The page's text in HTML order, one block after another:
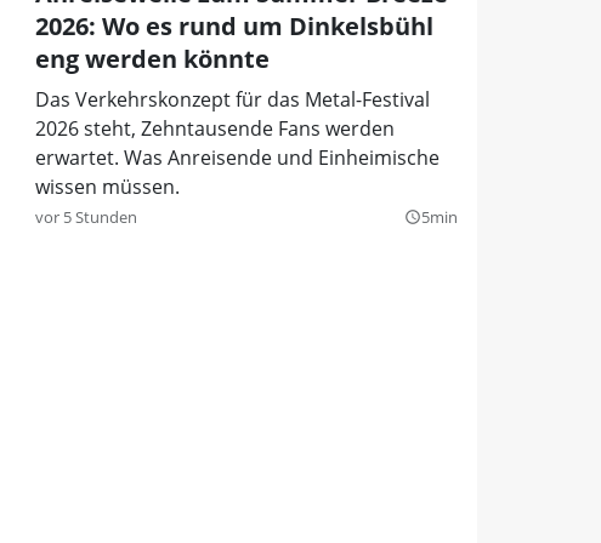
2026: Wo es rund um Dinkelsbühl
eng werden könnte
Das Verkehrskonzept für das Metal-Festival
2026 steht, Zehntausende Fans werden
erwartet. Was Anreisende und Einheimische
wissen müssen.
vor 5 Stunden query_builder5min